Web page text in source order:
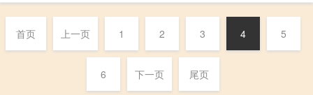
首页 上一页 1 2 3 4 5
6 下一页 尾页